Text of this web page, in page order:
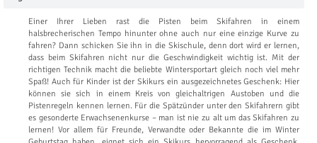
Einer Ihrer Lieben rast die Pisten beim Skifahren in einem
halsbrecherischen Tempo hinunter ohne auch nur eine einzige Kurve zu
fahren? Dann schicken Sie ihn in die Skischule, denn dort wird er lernen,
dass beim Skifahren nicht nur die Geschwindigkeit wichtig ist. Mit der
richtigen Technik macht die beliebte Wintersportart gleich noch viel mehr
Spaß! Auch für Kinder ist der Skikurs ein ausgezeichnetes Geschenk: Hier
können sie sich in einem Kreis von gleichaltrigen Austoben und die
Pistenregeln kennen lernen. Für die Spätzünder unter den Skifahrern gibt
es gesonderte Erwachsenenkurse – man ist nie zu alt um das Skifahren zu
lernen! Vor allem für Freunde, Verwandte oder Bekannte die im Winter